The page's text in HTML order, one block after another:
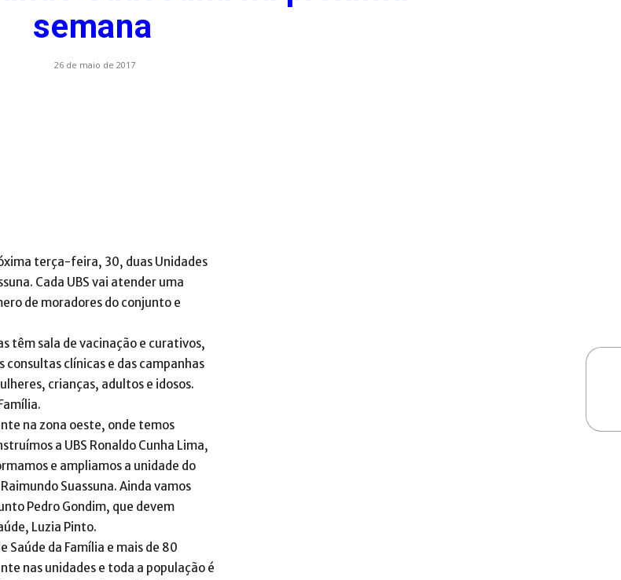
semana
26 de maio de 2017
terça-feira, 30, duas Unidades
Cada UBS vai atender uma
de moradores do conjunto e
têm sala de vacinação e curativos,
consultas clínicas e das campanhas
crianças, adultos e idosos.
na zona oeste, onde temos
a UBS Ronaldo Cunha Lima,
e ampliamos a unidade do
Suassuna. Ainda vamos
Pedro Gondim, que devem
Luzia Pinto.
Saúde da Família e mais de 80
nas unidades e toda a população é